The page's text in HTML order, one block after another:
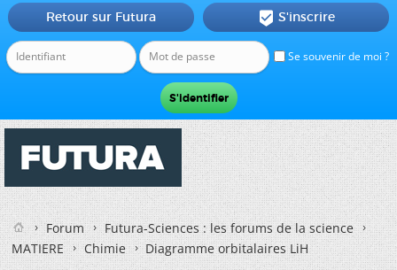
Se souvenir de moi ?
Retour sur Futura  S'inscrire
Forum
Futura-Sciences : les forums de la science
MATIERE
Chimie Diagramme orbitalaires LiH